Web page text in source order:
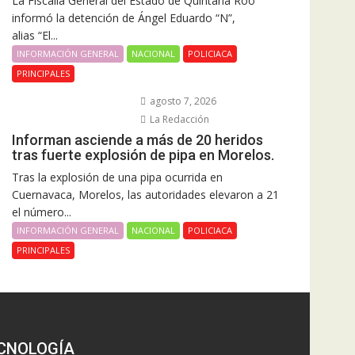
informó la detención de Ángel Eduardo “N”,
alias “El...
INFORMACIÓN GENERAL NACIONAL
POLICIACA
PRINCIPALES
agosto 7, 2026
La Redacción
Informan asciende a más de 20 heridos
tras fuerte explosión de pipa en Morelos.
Tras la explosión de una pipa ocurrida en
Cuernavaca, Morelos, las autoridades elevaron a 21
el número...
INFORMACIÓN GENERAL NACIONAL
POLICIACA
PRINCIPALES